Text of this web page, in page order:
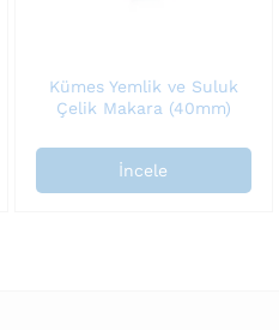
Kümes Yemlik ve Suluk
Çelik Makara (40mm)
İncele